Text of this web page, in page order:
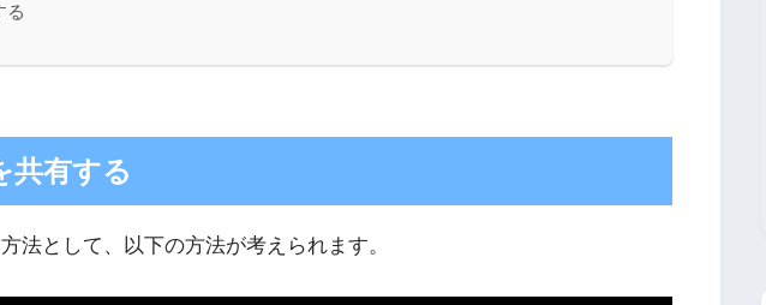
る
共有する
法として、以下の方法が考えられます。